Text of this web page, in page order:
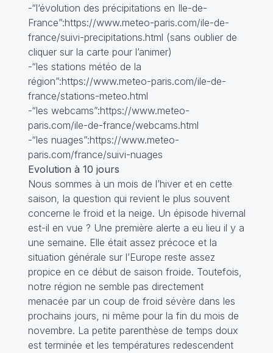
-“l‘évolution des précipitations en Ile-de-
France”:https://www.meteo-paris.com/ile-de-
france/suivi-precipitations.html (sans oublier de
cliquer sur la carte pour l’animer)
-“les stations météo de la
région”:https://www.meteo-paris.com/ile-de-
france/stations-meteo.html
-“les webcams”:https://www.meteo-
paris.com/ile-de-france/webcams.html
-“les nuages”:https://www.meteo-
paris.com/france/suivi-nuages
Evolution à 10 jours
Nous sommes à un mois de l’hiver et en cette
saison, la question qui revient le plus souvent
concerne le froid et la neige. Un épisode hivernal
est-il en vue ? Une première alerte a eu lieu il y a
une semaine. Elle était assez précoce et la
situation générale sur l’Europe reste assez
propice en ce début de saison froide. Toutefois,
notre région ne semble pas directement
menacée par un coup de froid sévère dans les
prochains jours, ni même pour la fin du mois de
novembre. La petite parenthèse de temps doux
est terminée et les températures redescendent